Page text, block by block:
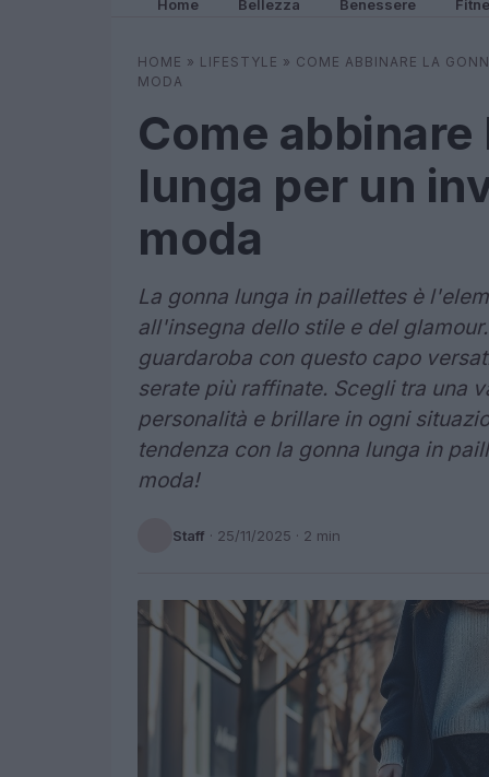
Home Bellezza Benessere
HOME » LIFESTYLE » COME ABBINARE LA
MODA
Come
lunga per un
moda
La gonna lunga in paillettes è
all'insegna dello stile e del
guardaroba con questo capo
serate più raffinate. Scegli tra una
personalità e brillare in ogni
tendenza con la gonna lunga in
moda!
Staff · 25/11/2025 · 2 min